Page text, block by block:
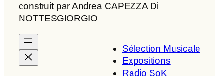
construit par Andrea CAPEZZA Di
NOTTESGIORGIO
Sélection Musicale
Expositions
Radio SoK